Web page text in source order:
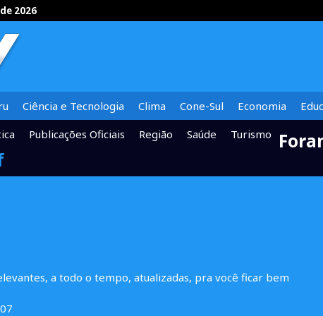
2026
Ciência e Tecnologia Clima Cone-Sul Economia
Publicações Oficiais Região Saúde Turismo
a todo o tempo, atualizadas, pra você ficar bem